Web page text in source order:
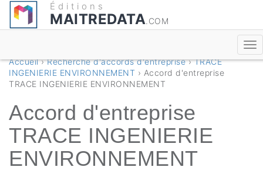
Éditions
MAITREDATA.COM
Accueil›Recherche d'accords d'entreprise›TRACE
INGENIERIE ENVIRONNEMENT › Accord d'entreprise
TRACE INGENIERIE ENVIRONNEMENT
Accord d'entreprise
TRACE INGENIERIE
ENVIRONNEMENT